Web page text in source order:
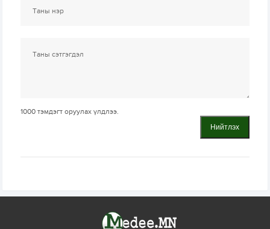
1000 тэмдэгт оруулах үлдлээ.
Нийтлэх